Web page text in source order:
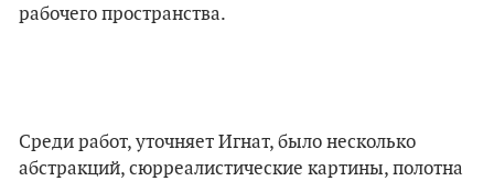
рабочего пространства.
Среди работ, уточняет Игнат, было несколько
абстракций, сюрреалистические картины, полотна